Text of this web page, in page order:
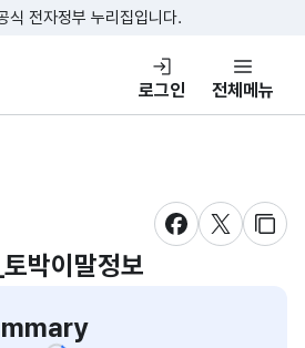
콘텐츠 바로가기
푸터 바로가기
식 전자정부 누리집입니다.
공데이터포털
로그인 전체메뉴
새창 열림새창 열림
새창
박이말정보